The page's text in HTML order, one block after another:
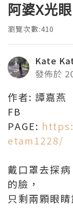
阿婆X光眼
瀏覽次數:410
Kate
發佈於
作者: 譚嘉燕
FB
PAGE:
etam1228/
戴口罩去探
的臉，
只剩兩顆眼睛